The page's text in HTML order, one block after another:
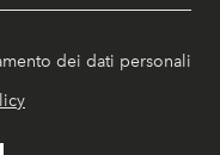
dei dati personali